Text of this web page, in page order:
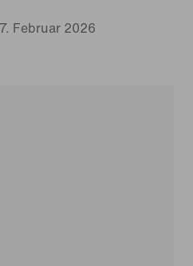
Februar 2026